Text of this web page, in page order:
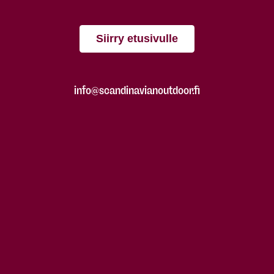
Siirry etusivulle
info@scandinavianoutdoor.fi